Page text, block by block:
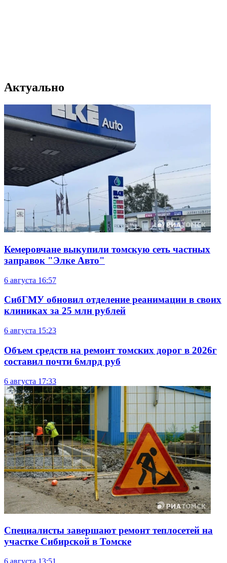
Актуально
Кемеровчане выкупили томскую сеть частных
заправок "Элке Авто"
6 августа 16:57
СибГМУ обновил отделение реанимации в своих
клиниках за 25 млн рублей
6 августа 15:23
Объем средств на ремонт томских дорог в 2026г
составил почти 6млрд руб
6 августа 17:33
Специалисты завершают ремонт теплосетей на
участке Сибирской в Томске
6 августа 13:51